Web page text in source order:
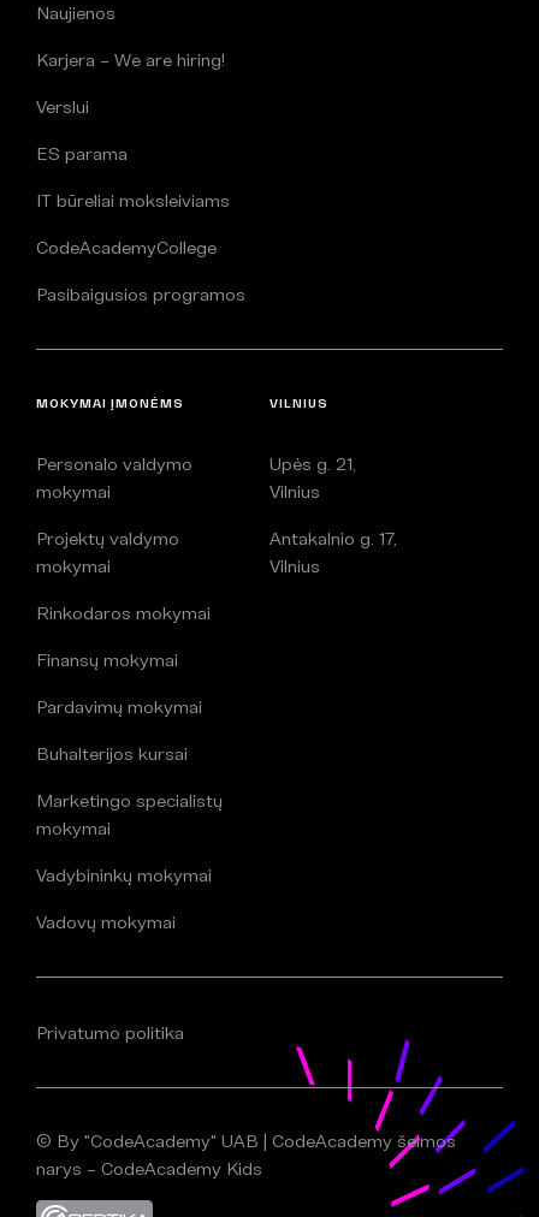
Naujienos
Karjera – We are hiring!
Verslui
ES parama
IT būreliai moksleiviams
CodeAcademyCollege
Pasibaigusios programos
MOKYMAI ĮMONĖMS
Personalo valdymo
mokymai
Projektų valdymo
mokymai
Rinkodaros mokymai
Finansų mokymai
Pardavimų mokymai
Buhalterijos kursai
Marketingo specialistų
mokymai
Vadybininkų mokymai
Vadovų mokymai
VILNIUS
Upės g. 21,
Vilnius
Antakalnio g. 17,
Vilnius
Privatumo politika
© By "CodeAcademy" UAB | CodeAcademy šeimos
narys – CodeAcademy Kids